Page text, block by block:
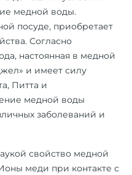
медной воды.
посуде, приобретает
Согласно
настоянная в медной
и имеет силу
Питта и
медной воды
заболеваний и
свойство медной
меди при контакте с